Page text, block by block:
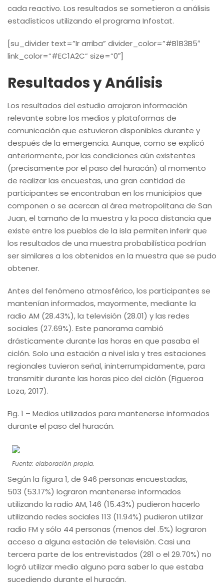
cada reactivo. Los resultados se sometieron a análisis
estadísticos utilizando el programa Infostat.
[su_divider text=”Ir arriba” divider_color=”#B1B3B5″
link_color=”#EC1A2C” size=”0″]
Resultados y Análisis
Los resultados del estudio arrojaron información
relevante sobre los medios y plataformas de
comunicación que estuvieron disponibles durante y
después de la emergencia. Aunque, como se explicó
anteriormente, por las condiciones aún existentes
(precisamente por el paso del huracán) al momento
de realizar las encuestas, una gran cantidad de
participantes se encontraban en los municipios que
componen o se acercan al área metropolitana de San
Juan, el tamaño de la muestra y la poca distancia que
existe entre los pueblos de la isla permiten inferir que
los resultados de una muestra probabilística podrían
ser similares a los obtenidos en la muestra que se pudo
obtener.
Antes del fenómeno atmosférico, los participantes se
mantenían informados, mayormente, mediante la
radio AM (28.43%), la televisión (28.01) y las redes
sociales (27.69%). Este panorama cambió
drásticamente durante las horas en que pasaba el
ciclón. Solo una estación a nivel isla y tres estaciones
regionales tuvieron señal, ininterrumpidamente, para
transmitir durante las horas pico del ciclón (Figueroa
Loza, 2017).
Fig. 1 – Medios utilizados para mantenerse informados
durante el paso del huracán.
Fuente: elaboración propia.
Según la figura 1, de 946 personas encuestadas,
503 (53.17%) lograron mantenerse informados
utilizando la radio AM, 146 (15.43%) pudieron hacerlo
utilizando redes sociales 113 (11.94%) pudieron utilizar
radio FM y sólo 44 personas (menos del .5%) lograron
acceso a alguna estación de televisión. Casi una
tercera parte de los entrevistados (281 o el 29.70%) no
logró utilizar medio alguno para saber lo que estaba
sucediendo durante el huracán.